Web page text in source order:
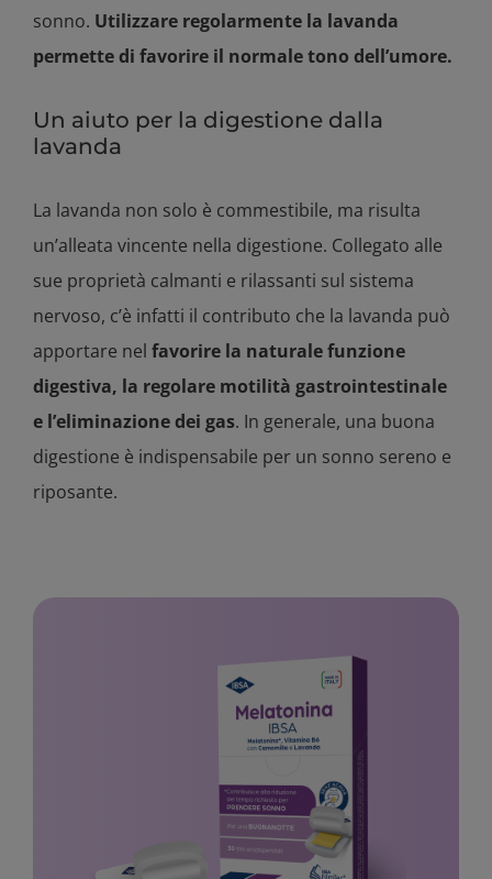
sonno. Utilizzare regolarmente la lavanda
permette di favorire il normale tono dell’umore.
Un aiuto per la digestione dalla
lavanda
La lavanda non solo è commestibile, ma risulta
un’alleata vincente nella digestione. Collegato alle
sue proprietà calmanti e rilassanti sul sistema
nervoso, c’è infatti il contributo che la lavanda può
apportare nel favorire la naturale funzione
digestiva, la regolare motilità gastrointestinale
e l’eliminazione dei gas. In generale, una buona
digestione è indispensabile per un sonno sereno e
riposante.